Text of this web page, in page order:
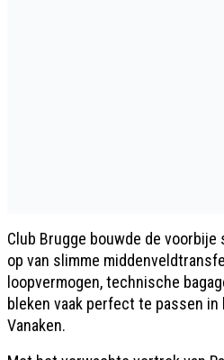
Club Brugge bouwde de
op van slimme
loopvermogen, technische
bleken vaak perfect te passen
Vanaken.